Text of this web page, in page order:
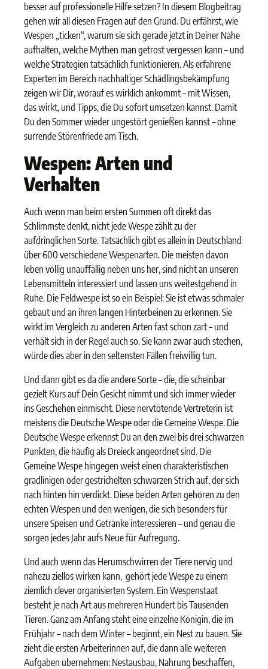
besser auf professionelle Hilfe setzen? In diesem Blogbeitrag
gehen wir all diesen Fragen auf den Grund. Du erfährst, wie
Wespen „ticken“, warum sie sich gerade jetzt in Deiner Nähe
aufhalten, welche Mythen man getrost vergessen kann – und
welche Strategien tatsächlich funktionieren. Als erfahrene
Experten im Bereich nachhaltiger Schädlingsbekämpfung
zeigen wir Dir, worauf es wirklich ankommt – mit Wissen,
das wirkt, und Tipps, die Du sofort umsetzen kannst. Damit
Du den Sommer wieder ungestört genießen kannst – ohne
surrende Störenfriede am Tisch.
Wespen: Arten und
Verhalten
Auch wenn man beim ersten Summen oft direkt das
Schlimmste denkt, nicht jede Wespe zählt zu der
aufdringlichen Sorte. Tatsächlich gibt es allein in Deutschland
über 600 verschiedene Wespenarten. Die meisten davon
leben völlig unauffällig neben uns her, sind nicht an unseren
Lebensmitteln interessiert und lassen uns weitestgehend in
Ruhe. Die Feldwespe ist so ein Beispiel: Sie ist etwas schmaler
gebaut und an ihren langen Hinterbeinen zu erkennen. Sie
wirkt im Vergleich zu anderen Arten fast schon zart – und
verhält sich in der Regel auch so. Sie kann zwar auch stechen,
würde dies aber in den seltensten Fällen freiwillig tun.
Und dann gibt es da die andere Sorte – die, die scheinbar
gezielt Kurs auf Dein Gesicht nimmt und sich immer wieder
ins Geschehen einmischt. Diese nervtötende Vertreterin ist
meistens die Deutsche Wespe oder die Gemeine Wespe. Die
Deutsche Wespe erkennst Du an den zwei bis drei schwarzen
Punkten, die häufig als Dreieck angeordnet sind. Die
Gemeine Wespe hingegen weist einen charakteristischen
gradlinigen oder gestrichelten schwarzen Strich auf, der sich
nach hinten hin verdickt. Diese beiden Arten gehören zu den
echten Wespen und den wenigen, die sich besonders für
unsere Speisen und Getränke interessieren – und genau die
sorgen jedes Jahr aufs Neue für Aufregung.
Und auch wenn das Herumschwirren der Tiere nervig und
nahezu ziellos wirken kann, gehört jede Wespe zu einem
ziemlich clever organisierten System. Ein Wespenstaat
besteht je nach Art aus mehreren Hundert bis Tausenden
Tieren. Ganz am Anfang steht eine einzelne Königin, die im
Frühjahr – nach dem Winter – beginnt, ein Nest zu bauen. Sie
zieht die ersten Arbeiterinnen auf, die dann alle weiteren
Aufgaben übernehmen: Nestausbau, Nahrung beschaffen,